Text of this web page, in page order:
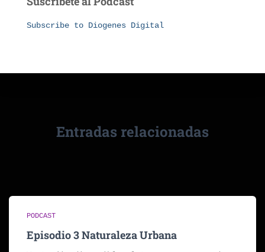
Subscribe to Diogenes Digital
Entradas relacionadas
PODCAST
Episodio 3 Naturaleza Urbana